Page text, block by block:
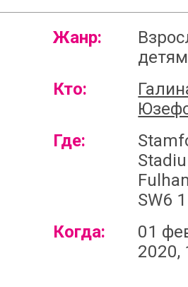
Жанр:
детям
Кто:
Где:
SW6
Когда:
01
2020,